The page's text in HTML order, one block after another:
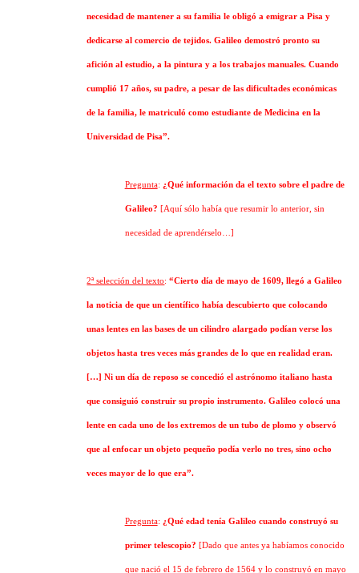
necesidad de mantener a su familia le obligó a emigrar a Pisa y
dedicarse al comercio de tejidos. Galileo demostró pronto su
afición al estudio, a la pintura y a los trabajos manuales. Cuando
cumplió 17 años, su padre, a pesar de las dificultades económicas
de la familia, le matriculó como estudiante de Medicina en la
Universidad de Pisa”.
Pregunta: ¿Qué información da el texto sobre el padre de
Galileo? [Aquí sólo había que resumir lo anterior, sin
necesidad de aprendérselo…]
2ª selección del texto:“Cierto día de mayo de 1609, llegó a Galileo
la noticia de que un científico había descubierto que colocando
unas lentes en las bases de un cilindro alargado podían verse los
objetos hasta tres veces más grandes de lo que en realidad eran.
[…] Ni un día de reposo se concedió el astrónomo italiano hasta
que consiguió construir su propio instrumento. Galileo colocó una
lente en cada uno de los extremos de un tubo de plomo y observó
que al enfocar un objeto pequeño podía verlo no tres, sino ocho
veces mayor de lo que era”.
Pregunta: ¿Qué edad tenía Galileo cuando construyó su
primer telescopio? [Dado que antes ya habíamos conocido
que nació el 15 de febrero de 1564 y lo construyó en mayo